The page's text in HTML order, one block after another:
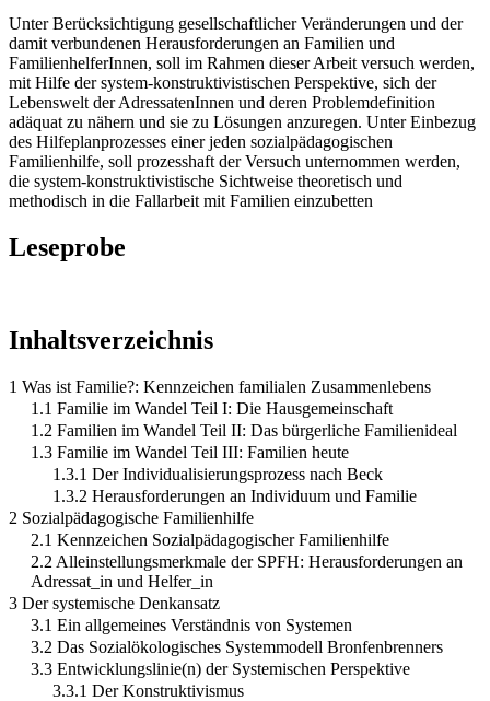
Unter Berücksichtigung gesellschaftlicher Veränderungen und der
damit verbundenen Herausforderungen an Familien und
FamilienhelferInnen, soll im Rahmen dieser Arbeit versuch werden,
mit Hilfe der system-konstruktivistischen Perspektive, sich der
Lebenswelt der AdressatenInnen und deren Problemdefinition
adäquat zu nähern und sie zu Lösungen anzuregen. Unter Einbezug
des Hilfeplanprozesses einer jeden sozialpädagogischen
Familienhilfe, soll prozesshaft der Versuch unternommen werden,
die system-konstruktivistische Sichtweise theoretisch und
methodisch in die Fallarbeit mit Familien einzubetten
Leseprobe
Inhaltsverzeichnis
1 Was ist Familie?: Kennzeichen familialen Zusammenlebens
1.1 Familie im Wandel Teil I: Die Hausgemeinschaft
1.2 Familien im Wandel Teil II: Das bürgerliche Familienideal
1.3 Familie im Wandel Teil III: Familien heute
1.3.1 Der Individualisierungsprozess nach Beck
1.3.2 Herausforderungen an Individuum und Familie
2 Sozialpädagogische Familienhilfe
2.1 Kennzeichen Sozialpädagogischer Familienhilfe
2.2 Alleinstellungsmerkmale der SPFH: Herausforderungen an
Adressat_in und Helfer_in
3 Der systemische Denkansatz
3.1 Ein allgemeines Verständnis von Systemen
3.2 Das Sozialökologisches Systemmodell Bronfenbrenners
3.3 Entwicklungslinie(n) der Systemischen Perspektive
3.3.1 Der Konstruktivismus